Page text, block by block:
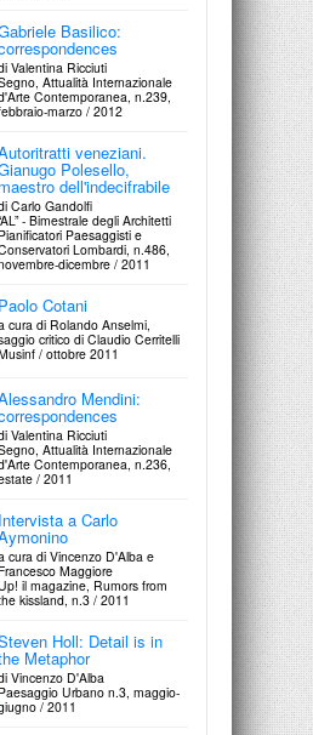
Basilico:
Valentina Ricciuti
Attualità Internazionale
Contemporanea, n.239,
marzo / 2012
veneziani.
Polesello,
maestro dell'indecifrabile
Carlo Gandolfi
- Bimestrale degli Architetti
Pianiﬁcatori Paesaggisti e
Lombardi, n.486,
dicembre / 2011
Paolo Cotani
cura di Rolando Anselmi,
critico di Claudio Cerritelli
/ ottobre 2011
Mendini:
Valentina Ricciuti
Attualità Internazionale
Contemporanea, n.236,
/ 2011
Intervista a Carlo
cura di Vincenzo D'Alba e
Francesco Maggiore
il magazine, Rumors from
kissland, n.3 / 2011
Holl: Detail is in
Metaphor
Vincenzo D'Alba
Paesaggio Urbano n.3, maggio-
/ 2011